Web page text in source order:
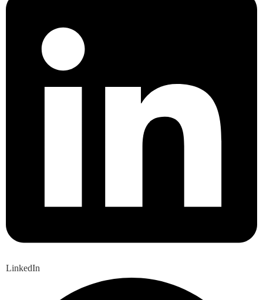
LinkedIn